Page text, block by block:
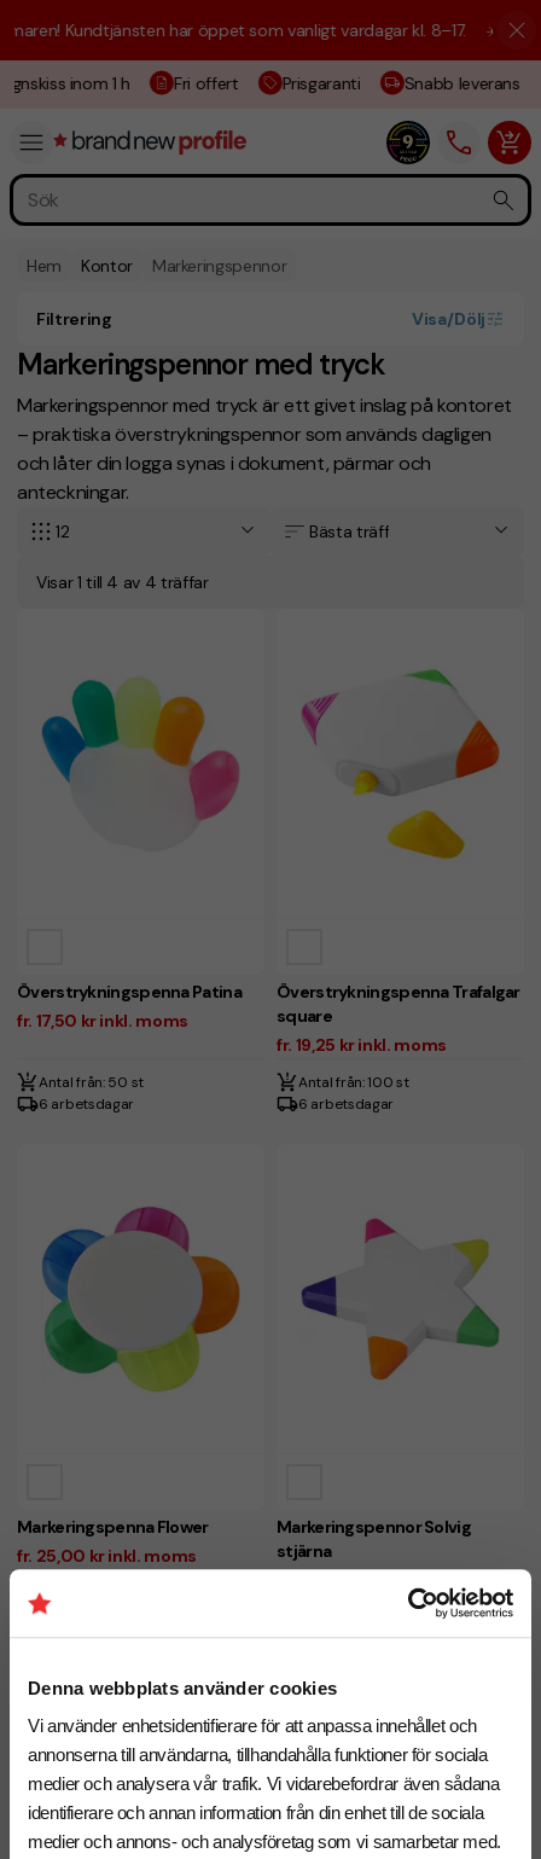
Denna webbplats använder cookies
Vi använder enhetsidentifierare för att anpassa innehållet och
annonserna till användarna, tillhandahålla funktioner för sociala
medier och analysera vår trafik. Vi vidarebefordrar även sådana
identifierare och annan information från din enhet till de sociala
medier och annons- och analysföretag som vi samarbetar med.
Kundtjänsten har öppet som vanligt vardagar kl. 8–17. ☀️ Vi är
inom 1 h Fri offert Prisgaranti Snabb leverans
Hem Kontor Markeringspennor
Markeringspennor med tryck
Markeringspennor med tryck är ett givet inslag på kontoret
– praktiska överstrykningspennor som används dagligen
och låter din logga synas i dokument, pärmar och
anteckningar.
Filtrering Visa/Dölj
Visar 1 till 4 av 4 träffar
12 Bästa träff
Överstrykningspenna Patina
fr. 17,50 kr inkl. moms
Antal från: 50 st
6 arbetsdagar
Överstrykningspenna Trafalgar
square
fr. 19,25 kr inkl. moms
Antal från: 100 st
6 arbetsdagar
Markeringspenna Flower
fr. 25,00 kr inkl. moms
Antal från: 50 st
6 arbetsdagar
Markeringspennor Solvig
stjärna
6 arbetsdagar
Vi hjälper dig gärna!